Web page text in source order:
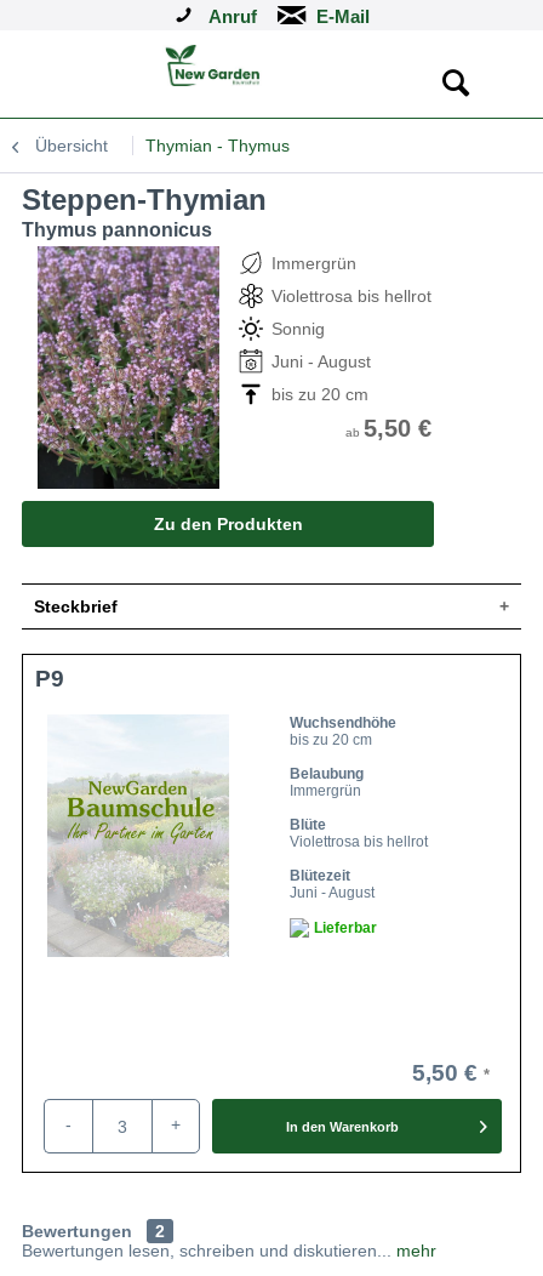
Anruf
Übersicht Thymian - Thymus
Steppen-Thymian
Thymus pannonicus
Immergrün
Violettrosa bis hellrot
Sonnig
Juni - August
bis zu 20 cm
ab 5,50 €
Zu den Produkten
Steckbrief
Polsterbildend, teppichartig/kriechend, bis
Immergrün, graugrün, eiförmig
Blüte
Einfach, lippenartig, violettrosa bis hellrot,
quirl-, etagenartiger Blütenstand
Blütezeit
Juni-August
Boden
Gut durchlässig, kalkarm
Standort
Sonnig
Winterhart
Z5 (-28,8°C bis -23,4°C)
Pflanzen pro
m²
11 bis 15
Eigenschaften
Trockenmauern. Dekorativ sind seine
spitzen Blätter und seine glockenförmigen
Blüten in Hellviolett bzw. Rosa, mit denen
er sich von Juni bis August schmückt.
Auch für die Herstellung eines Kräutertees
kann man ihn verwenden. Staunässe
sollte vermieden werden. Unser Tipp: Der
P9
Wuchsendhöhe
bis zu 20 cm
Belaubung
Immergrün
Blüte
Violettrosa bis hellrot
Blütezeit
Juni - August
Lieferbar
5,50 €
- + In den Warenkorb
Bewertungen
2
Bewertungen lesen, schreiben und diskutieren...
mehr